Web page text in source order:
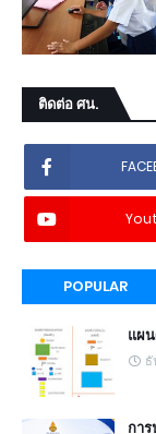
ติดต่อ ศน.
POPULAR
แผ
กา